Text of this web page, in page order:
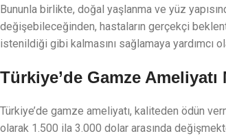
Bununla birlikte, doğal yaşlanma ve yüz
değişebileceğinden, hastaların gerçekçi
istenildiği gibi kalmasını sağlamaya yardımcı
Türkiye’de Gamze Ameliyatı
Türkiye’de gamze ameliyatı, kaliteden ödün
olarak 1.500 ila 3.000 dolar arasında